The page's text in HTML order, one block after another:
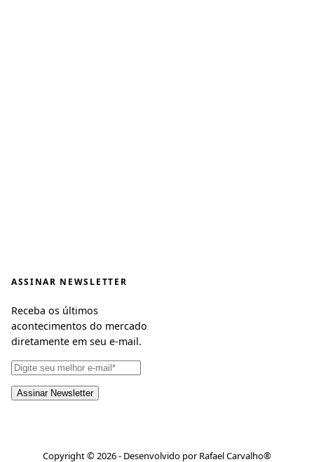
ASSINAR NEWSLETTER
Receba os últimos
acontecimentos do mercado
diretamente em seu e-mail.
Copyright © 2026 - Desenvolvido por Rafael Carvalho®